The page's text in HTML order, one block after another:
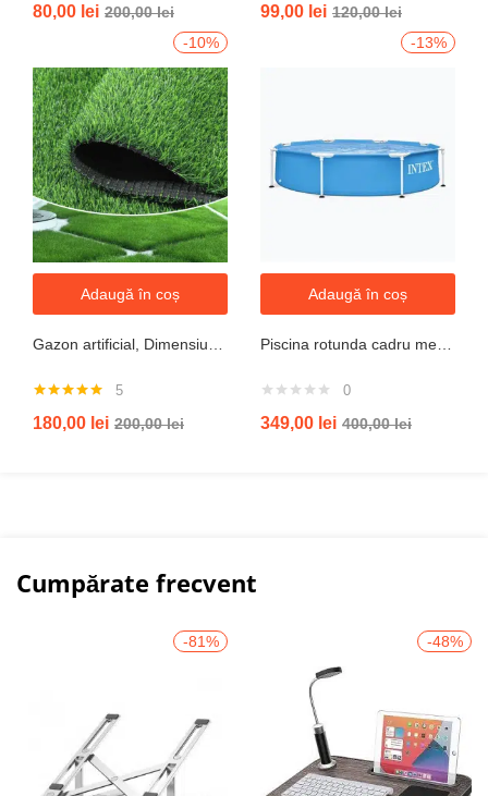
80,00 lei 200,00lei 99,00 lei 120,00lei
-10%
Adaugă în coș
5.00din 5
5
180,00 lei 200,00lei
-13%
Adaugă în coș
0
349,00 lei 400,00lei
Cumpărate frecvent
-81% -48%